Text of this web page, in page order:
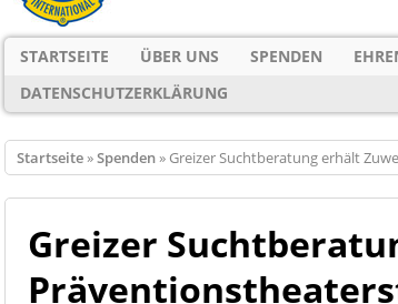
STARTSEITE ÜBER UNS SPENDEN
DATENSCHUTZERKLÄRUNG
Startseite»Spenden» Greizer Suchtberatung erhält
Greizer